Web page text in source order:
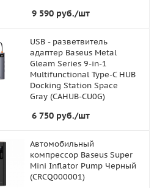
9 590 руб./шт
USB - разветвитель
адаптер Baseus Metal
Gleam Series 9-in-1
Multifunctional Type-C HUB
Docking Station Space
Gray (CAHUB-CU0G)
6 750 руб./шт
Автомобильный
компрессор Baseus Super
Mini Inflator Pump Черный
(CRCQ000001)